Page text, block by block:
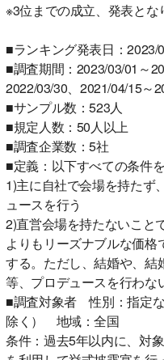
※3位までの成立、発表とな
■ランキング発表日：2023/
■調査期間：2023/03/01～
2022/03/30、2021/04/15～
■サンプル数：523人
■規定人数：50人以上
■調査企業数：5社
■定義：以下すべての条件
1)主に自社で会場を持たず
ュースを行う
2)直営会場を持たないこと
よりもリーズナブルな価
する。ただし、結婚や、結
等、プロデュースを行わな
■調査対象者 性別：指定
除く） 地域：全国
条件：過去5年以内に、対